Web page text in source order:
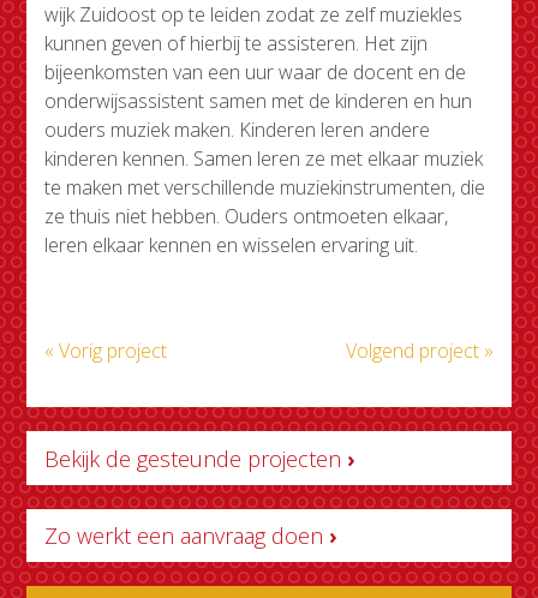
wijk Zuidoost op te leiden zodat ze zelf muziekles
kunnen geven of hierbij te assisteren. Het zijn
bijeenkomsten van een uur waar de docent en de
onderwijsassistent samen met de kinderen en hun
ouders muziek maken. Kinderen leren andere
kinderen kennen. Samen leren ze met elkaar muziek
te maken met verschillende muziekinstrumenten, die
ze thuis niet hebben. Ouders ontmoeten elkaar,
leren elkaar kennen en wisselen ervaring uit.
« Vorig project Volgend project »
Bekijk de gesteunde projecten ›
Zo werkt een aanvraag doen ›